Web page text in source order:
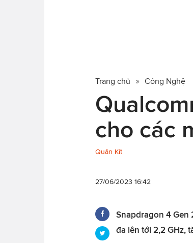
Trang chủ Công Nghệ
cho các
Quân Kít
27/06/2023 16:42
Snapdragon 4 Gen
đa lên tới 2,2 GHz,